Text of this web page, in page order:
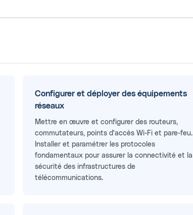
Configurer et déployer des équipements
réseaux
Mettre en œuvre et configurer des routeurs,
commutateurs, points d'accès Wi-Fi et pare-feu.
Installer et paramétrer les protocoles
fondamentaux pour assurer la connectivité et la
sécurité des infrastructures de
télécommunications.